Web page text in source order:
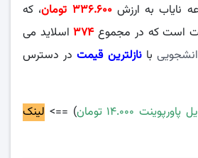
نایاب به ارزش۳۳۶.۶۰۰ تومان، که
است که در مجموع۳۷۴ اسلاید می
بانازلترین قیمتدر دسترس
۱۴.۰۰۰ تومان ) ==> لینک